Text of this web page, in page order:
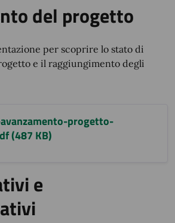
del progetto
per scoprire lo stato di
e il raggiungimento degli
progetto-
(487 KB)
e